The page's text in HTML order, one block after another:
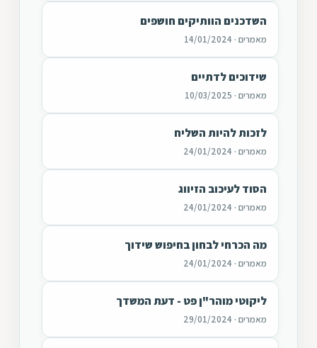
השדכנים הוותיקים חושפים
מאמרים · 14/01/2024
שידוכים לדתיים
מאמרים · 10/03/2025
לזכות להיות השליח
מאמרים · 24/01/2024
הסוד לעיכוב הזיווג
מאמרים · 24/01/2024
מה הכרחי לבחון בחיפוש שידוך
מאמרים · 24/01/2024
ליקוטי מוהר"ן פט - דעת המשדך
מאמרים · 29/01/2024